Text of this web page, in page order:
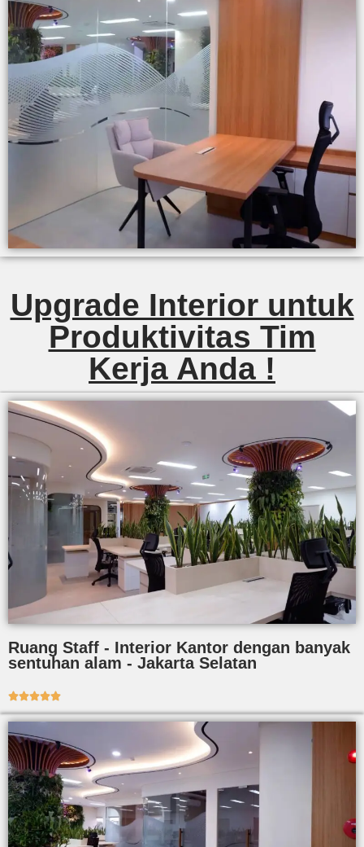
Upgrade Interior untuk
Produktivitas Tim
Kerja Anda !
Ruang Staff - Interior Kantor dengan banyak
sentuhan alam - Jakarta Selatan
